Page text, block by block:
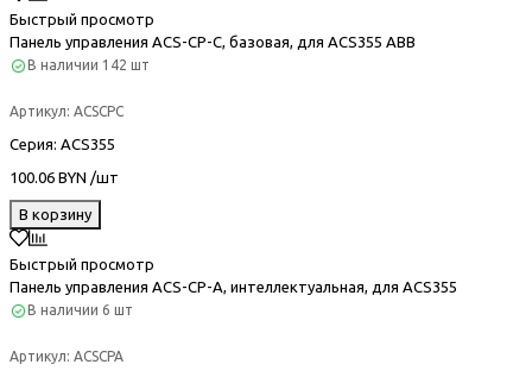
Быстрый просмотр
Панель управления ACS-CP-C, базовая, для ACS355 ABB
В наличии 142 шт
Артикул: ACSCPC
Серия: ACS355
100.06 BYN /шт
В корзину
Быстрый просмотр
Панель управления ACS-CP-A, интеллектуальная, для ACS355
В наличии 6 шт
Артикул: ACSCPA